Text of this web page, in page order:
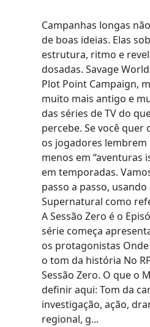
Campanhas longas
de boas ideias. Elas
estrutura, ritmo e
dosadas. Savage
Plot Point Campaign,
muito mais antigo e
das séries de TV do
percebe. Se você quer
os jogadores
menos em “aventuras
em temporadas.
passo a passo, usando
Supernatural como
A Sessão Zero é o
série começa
os protagonistas
o tom da história No
Sessão Zero. O que o
definir aqui: Tom da
investigação, ação,
regional, g...